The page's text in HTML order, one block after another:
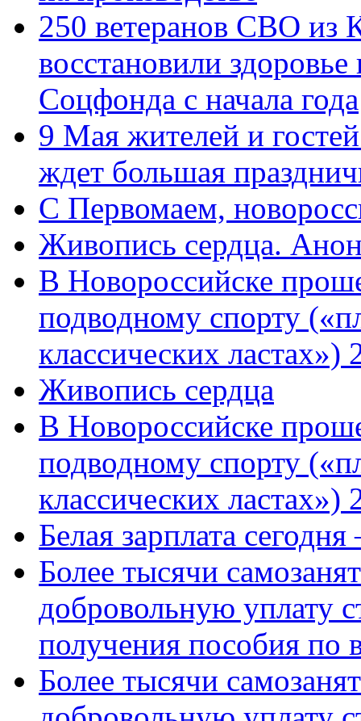
250 ветеранов СВО из
восстановили
Соцфонда с начала года
9 Мая жителей и
ждет большая
C Первомаем,
Живопись сердца.
В Новороссийске
подводному спорту
классических
Живопись сердца
В Новороссийске
подводному спорту
классических ластах»)
Белая зарплата
Более тысячи
добровольную уплату
получения пособия по
Более тысячи